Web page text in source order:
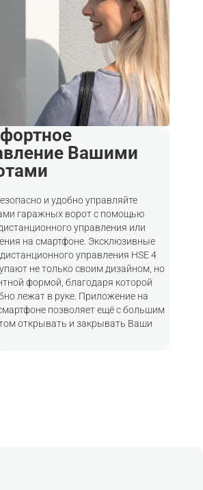
Вашими
и удобно управляйте
гаражных ворот с помощью
управления или
на смартфоне. Эксклюзивные
управления HSE 4
не только своим дизайном, но
формой, благодаря которой
лежат в руке. Приложение на
позволяет ещё с большим
открывать и закрывать Ваши